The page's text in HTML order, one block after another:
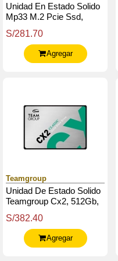
Unidad En Estado Solido
Mp33 M.2 Pcie Ssd,
S/281.70
Agregar
Teamgroup
Unidad De Estado Solido
Teamgroup Cx2, 512Gb,
Ecc, Dc 5V
S/382.40
Agregar